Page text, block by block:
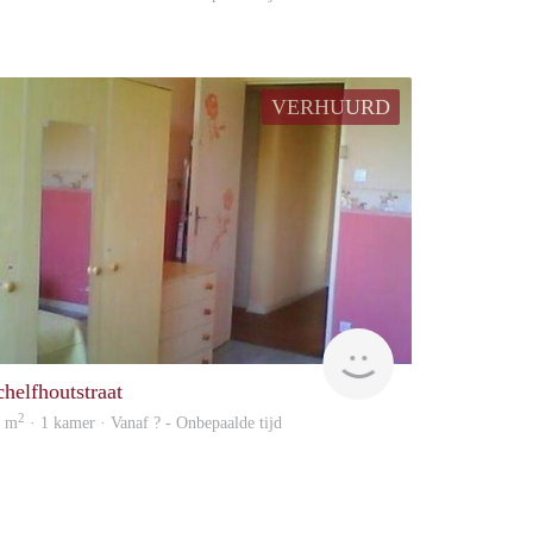
VERHUURD
m2 · 1 kamer · Vanaf ? - Onbepaalde tijd